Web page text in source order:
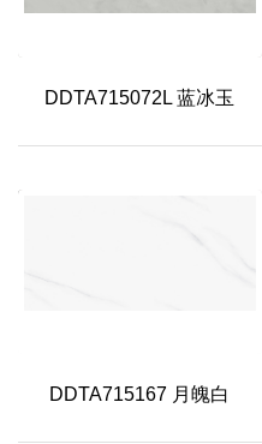
DDTA715072L 蓝冰玉
DDTA715167 月魄白